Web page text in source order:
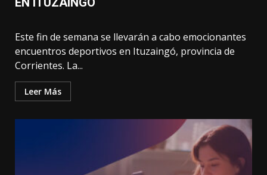
Este fin de semana se llevarán a cabo emocionantes
encuentros deportivos en Ituzaingó, provincia de
Corrientes. La...
Leer Más